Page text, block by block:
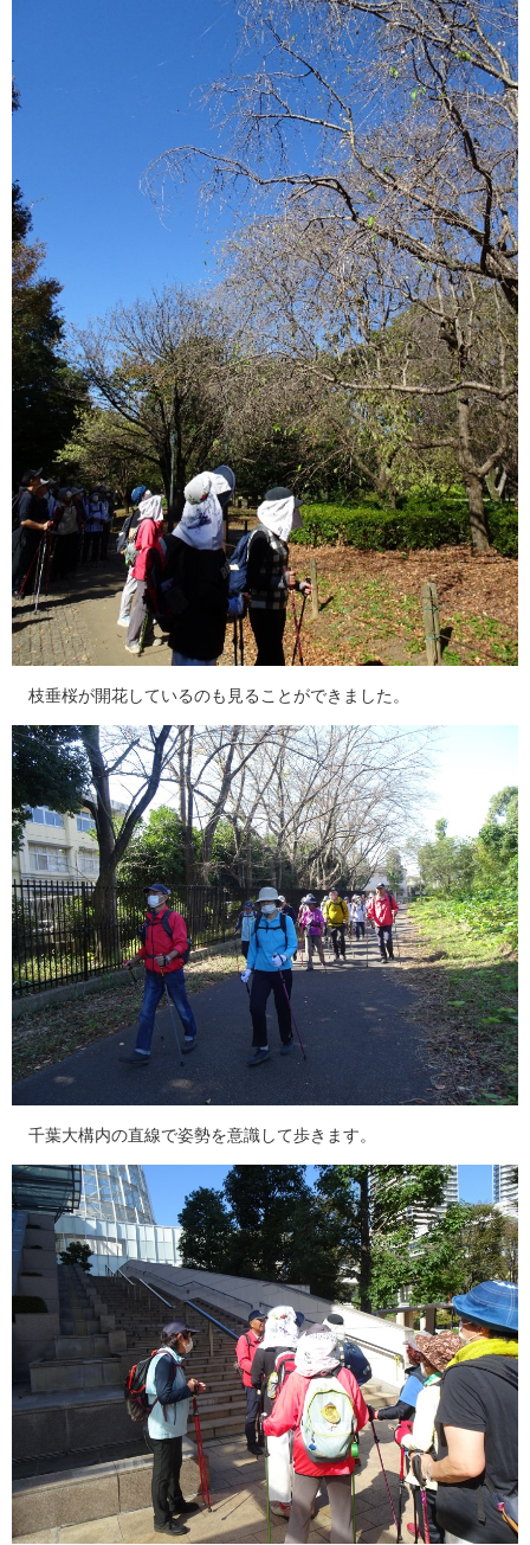
枝垂桜が開花しているのも見ることができました。
千葉大構内の直線で姿勢を意識して歩きます。